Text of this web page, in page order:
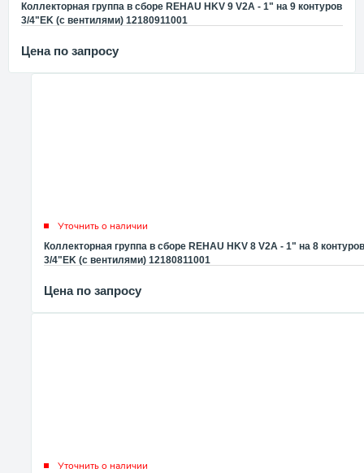
Коллекторная группа в сборе REHAU HKV 9 V2A - 1" на 9 контуров
3/4"EK (с вентилями) 12180911001
Цена по запросу
Уточнить о наличии
Коллекторная группа в сборе REHAU HKV 8 V2A - 1" на 8 контуров
3/4"EK (с вентилями) 12180811001
Цена по запросу
Уточнить о наличии